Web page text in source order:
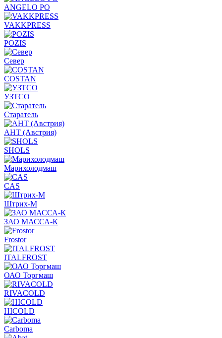
ANGELO PO
VAKKPRESS
POZIS
Север
COSTAN
УЗТСО
Старатель
АНТ (Австрия)
SHOLS
Марихолодмаш
CAS
Штрих-М
ЗАО МАССА-К
Frostor
ITALFROST
ОАО Торгмаш
RIVACOLD
HICOLD
Carboma